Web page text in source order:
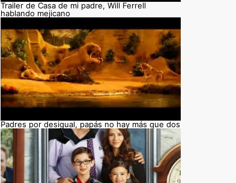
Trailer de Casa de mi padre, Will Ferrell
hablando mejicano
Padres por desigual, papás no hay más que dos